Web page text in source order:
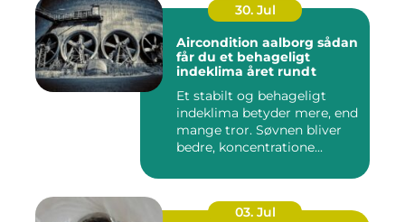
30. Jul
Aircondition aalborg sådan
får du et behageligt
indeklima året rundt
Et stabilt og behageligt
indeklima betyder mere, end
mange tror. Søvnen bliver
bedre, koncentratione...
03. Jul